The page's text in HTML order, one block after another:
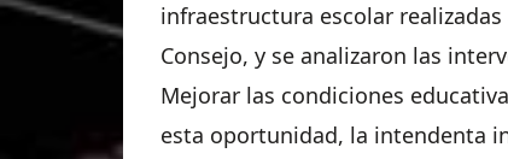
infraestructura escolar
Consejo, y se analizaron las
Mejorar las condiciones
esta oportunidad, la intendenta